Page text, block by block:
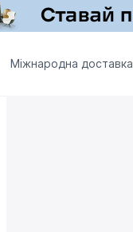
Міжнародна доставка